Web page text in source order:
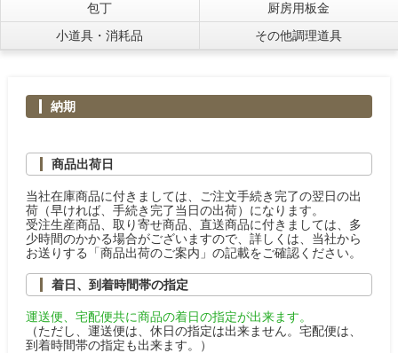
包丁
厨房用板金
小道具・消耗品
その他調理道具
納期
商品出荷日
当社在庫商品に付きましては、ご注文手続き完了の翌日の出
荷（早ければ、手続き完了当日の出荷）になります。
受注生産商品、取り寄せ商品、直送商品に付きましては、多
少時間のかかる場合がございますので、詳しくは、当社から
お送りする「商品出荷のご案内」の記載をご確認ください。
着日、到着時間帯の指定
運送便、宅配便共に商品の着日の指定が出来ます。
（ただし、運送便は、休日の指定は出来ません。宅配便は、
到着時間帯の指定も出来ます。）